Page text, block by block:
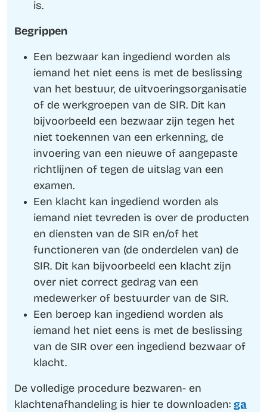
is.
Begrippen
Een bezwaar kan ingediend worden als
iemand het niet eens is met de beslissing
van het bestuur, de uitvoeringsorganisatie
of de werkgroepen van de SIR. Dit kan
bijvoorbeeld een bezwaar zijn tegen het
niet toekennen van een erkenning, de
invoering van een nieuwe of aangepaste
richtlijnen of tegen de uitslag van een
examen.
Een klacht kan ingediend worden als
iemand niet tevreden is over de producten
en diensten van de SIR en/of het
functioneren van (de onderdelen van) de
SIR. Dit kan bijvoorbeeld een klacht zijn
over niet correct gedrag van een
medewerker of bestuurder van de SIR.
Een beroep kan ingediend worden als
iemand het niet eens is met de beslissing
van de SIR over een ingediend bezwaar of
klacht.
De volledige procedure bezwaren- en
klachtenafhandeling is hier te downloaden: ga